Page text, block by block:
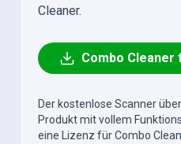
Cleaner.
Combo
Der kostenlose Scanner
Produkt mit vollem
eine Lizenz für Combo